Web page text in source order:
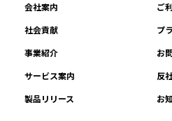
会社案内
ご
社会貢献
プ
事業紹介
お
サービス案内
反
製品リリース
お